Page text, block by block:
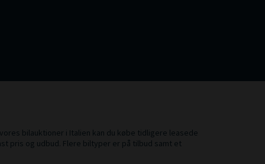
bilauktioner i Italien kan du købe tidligere leasede
pris og udbud. Flere biltyper er på tilbud samt et